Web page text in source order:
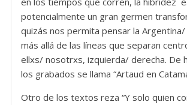
potencialmente un gran germen
quizás nos permita pensar la
más allá de las líneas que separan
ellxs/ nosotrxs, izquierda/ derecha. De
los grabados se llama “Artaud en
Otro de los textos reza “Y solo quien